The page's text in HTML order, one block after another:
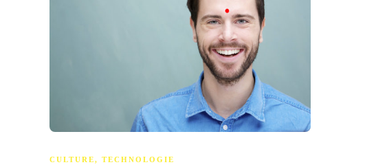
CULTURE, TECHNOLOGIE